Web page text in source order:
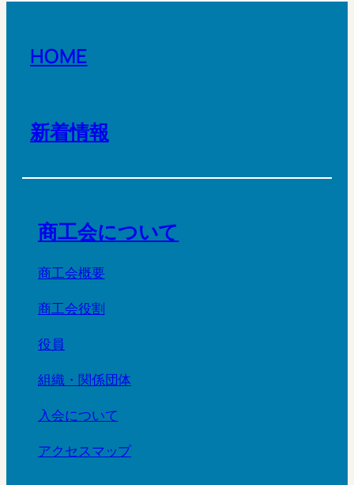
HOME
新着情報
商工会について
商工会概要
商工会役割
役員
組織・関係団体
入会について
アクセスマップ